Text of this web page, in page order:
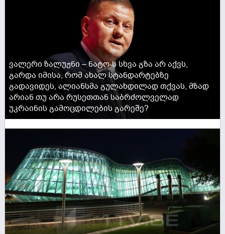
ვალერი ზალუჟნი – ნატო-ს სხვა გზა არ აქვს,
გარდა იმისა, რომ ახალ სტანდარტებზე
გადავიდეს, ალიანსმა გულახდილად თქვას, მზად
არიან თუ არა რუსეთთან საბრძოლველად
უკრაინის გამოცდილების გარეშე?